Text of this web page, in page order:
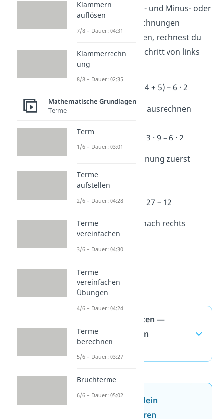
Wenn mehrere Plus- und Minus- oder
Mal- und Geteilt-Rechnungen
hintereinanderstehen, rechnest du
einfach Schritt für Schritt von links
nach rechts.
20 + 3 · (4 + 5) – 6 · 2
Schritt 1: Klammern ausrechnen
→ Übrig bleibt: 20 + 3 · 9 – 6 · 2
Schritt 2: Punktrechnung zuerst
3 · 9 = 27
6 · 2 = 12
→Übrig bleibt: 20 + 27 – 12
Schritt 3: Von links nach rechts
rechnen
20 + 27 = 47
47 – 12 = 35
→Ergebnis: 35
Grundrechenarten —
häufigste Fragen
Jetzt neu: Teste dein
Wissen mit unseren
Klammern
auflösen
7/8 – Dauer: 04:31
Klammerrechn
ung
8/8 – Dauer: 02:35
Mathematische Grundlagen
Terme
Term
1/6 – Dauer: 03:01
Terme
aufstellen
2/6 – Dauer: 04:28
Terme
vereinfachen
3/6 – Dauer: 04:30
Terme
vereinfachen
Übungen
4/6 – Dauer: 04:24
Terme
berechnen
5/6 – Dauer: 03:27
Bruchterme
6/6 – Dauer: 05:02